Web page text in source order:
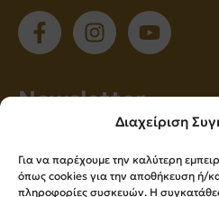
Διαχείριση
Για να παρέχουμε την καλύτερη
όπως cookies για την αποθήκευση ή/
πληροφορίες συσκευών. Η
Νewsletter
ενημερώνεστε πρώτοι για